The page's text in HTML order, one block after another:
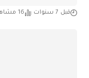
قبل 7 سنوات 16 مشاهدات